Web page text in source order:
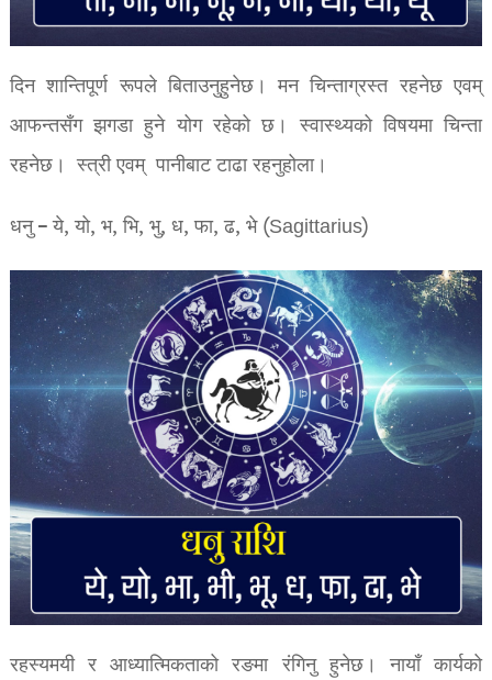
दिन शान्तिपूर्ण रूपले बिताउनुहुनेछ। मन चिन्ताग्रस्त रहनेछ एवम्
आफन्तसँग झगडा हुने योग रहेको छ। स्वास्थ्यको विषयमा चिन्ता
रहनेछ। स्त्री एवम् पानीबाट टाढा रहनुहोला।
धनु – ये, यो, भ, भि, भु, ध, फा, ढ, भे (Sagittarius)
रहस्यमयी र आध्यात्मिकताको रङमा रंगिनु हुनेछ। नायाँ कार्यको